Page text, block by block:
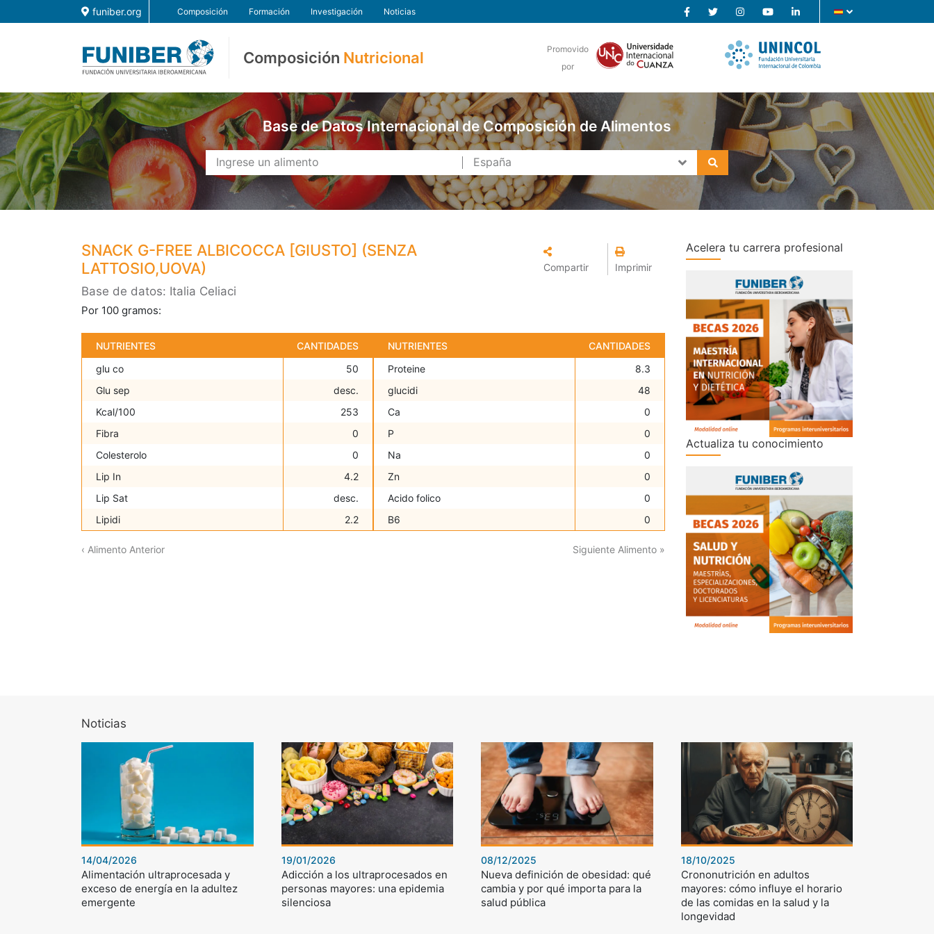
funiber.org Composición Formación Investigación Noticias
Composición Nutricional
Promovido
por
Base de Datos Internacional de Composición de Alimentos
SNACK G-FREE ALBICOCCA [GIUSTO] (SENZA
LATTOSIO,UOVA)
Compartir Imprimir
Base de datos: Italia Celiaci
Por 100 gramos:
NUTRIENTES
CANTIDADES
glu co
50
Glu sep
desc.
Kcal/100
253
Fibra
0
Colesterolo
0
Lip In
4.2
Lip Sat
desc.
Lipidi
2.2
NUTRIENTES
CANTIDADES
Proteine
8.3
glucidi
48
Ca
0
P
0
Na
0
Zn
0
Acido folico
0
B6
0
‹ Alimento Anterior Siguiente Alimento »
Acelera tu carrera profesional
Actualiza tu conocimiento
Noticias
14/04/2026
Alimentación ultraprocesada y
exceso de energía en la adultez
emergente
19/01/2026
Adicción a los ultraprocesados en
personas mayores: una epidemia
silenciosa
08/12/2025
Nueva definición de obesidad: qué
cambia y por qué importa para la
salud pública
18/10/2025
Crononutrición en adultos
mayores: cómo influye el horario
de las comidas en la salud y la
longevidad